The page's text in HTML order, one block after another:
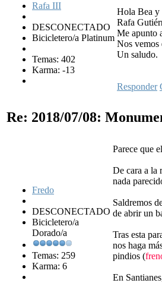
Rafa III
DESCONECTADO
Bicicletero/a Platinum
Temas: 402
Karma: -13
Hola Bea y
Rafa
Me apunto
Nos vemos
Un saludo.
Responder
Re: 2018/07/08:
Fredo
DESCONECTADO
Bicicletero/a
Dorado/a
Temas: 259
Karma: 6
Parece que
De cara a la
nada
Saldremos
de abrir un
Tras esta
nos haga
pindios (
En